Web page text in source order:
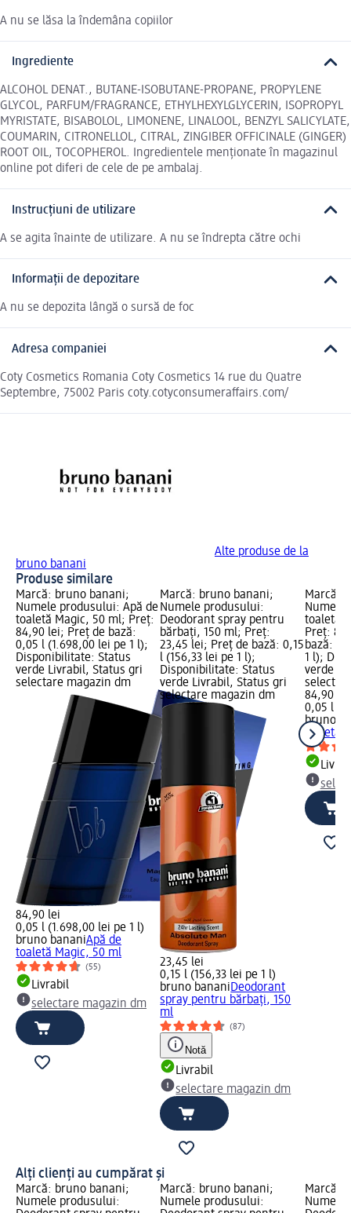
A nu se lăsa la îndemâna copiilor
Ingrediente
ALCOHOL DENAT., BUTANE-ISOBUTANE-PROPANE, PROPYLENE
GLYCOL, PARFUM/FRAGRANCE, ETHYLHEXYLGLYCERIN, ISOPROPYL
MYRISTATE, BISABOLOL, LIMONENE, LINALOOL, BENZYL SALICYLATE,
COUMARIN, CITRONELLOL, CITRAL, ZINGIBER OFFICINALE (GINGER)
ROOT OIL, TOCOPHEROL. Ingredientele menționate în magazinul
online pot diferi de cele de pe ambalaj.
Instrucțiuni de utilizare
A se agita înainte de utilizare. A nu se îndrepta către ochi
Informații de depozitare
A nu se depozita lângă o sursă de foc
Adresa companiei
Coty Cosmetics Romania Coty Cosmetics 14 rue du Quatre
Septembre, 75002 Paris coty.cotyconsumeraffairs.com/
Alte produse de la
bruno banani
Produse similare
Marcă: bruno banani;
Numele produsului: Apă de
toaletă Magic, 50 ml; Preț:
84,90 lei; Preț de bază:
0,05 l (1.698,00 lei pe 1 l);
Disponibilitate: Status
verde Livrabil, Status gri
selectare magazin dm
84,90 lei
0,05 l (1.698,00 lei pe 1 l)
bruno bananiApă de
toaletă Magic, 50 ml
(55)
Livrabil
selectare magazin dm
Marcă: bruno banani;
Numele produsului:
Deodorant spray pentru
bărbați, 150 ml; Preț:
23,45 lei; Preț de bază: 0,15
l (156,33 lei pe 1 l);
Disponibilitate: Status
verde Livrabil, Status gri
selectare magazin dm
23,45 lei
0,15 l (156,33 lei pe 1 l)
bruno bananiDeodorant
spray pentru bărbați, 150
ml
(87)
Notă
Livrabil
selectare magazin dm
Marcă:
Numele
toaletă
Preț:
bază:
1 l);
verde
84,90 lei
0,05 l
bruno
toaletă
Alți clienți au cumpărat și
Marcă: bruno banani;
Numele produsului:
Marcă: bruno banani;
Numele produsului:
Marcă:
Numele